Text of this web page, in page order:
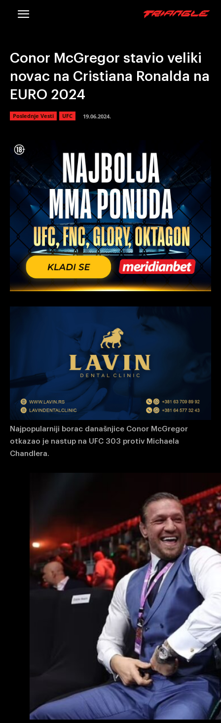
Conor McGregor stavio veliki
novac na Cristiana Ronalda na
EURO 2024
Poslednje Vesti UFC 19.06.2024.
Najpopularniji borac današnjice Conor McGregor
otkazao je nastup na UFC 303 protiv Michaela
Chandlera.